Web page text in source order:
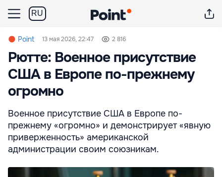
RU
Point 13 мая 2026, 22:47 2 816
Рютте: Военное присутствие
США в Европе по-прежнему
огромно
Военное присутствие США в Европе по-
прежнему «огромно» и демонстрирует «явную
приверженность» американской
администрации своим союзникам.